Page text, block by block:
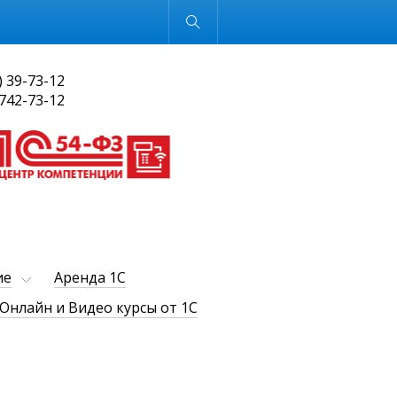
Обычная версия
39-73-12
73-12
Аренда 1С
Онлайн и Видео курсы от 1С